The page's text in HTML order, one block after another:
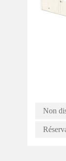
Non